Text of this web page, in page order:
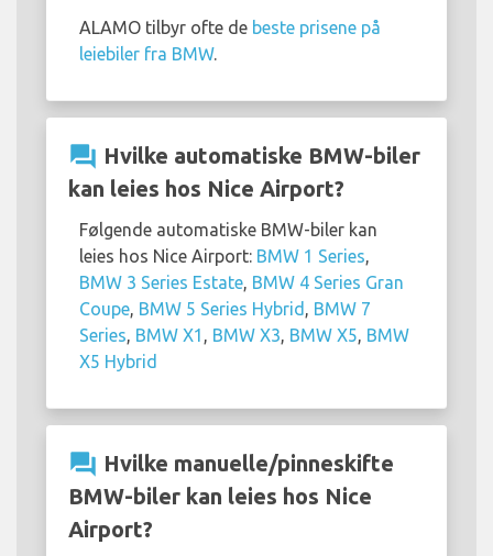
ALAMO tilbyr ofte de beste prisene på
leiebiler fra BMW.
question_answer Hvilke automatiske BMW-biler
kan leies hos Nice Airport?
Følgende automatiske BMW-biler kan
leies hos Nice Airport: BMW 1 Series
BMW 3 Series Estate BMW 4 Series Gran
Coupe BMW 5 Series Hybrid
BMW 7
Series BMW X1 BMW X3 BMW X5 BMW
X5 Hybrid
question_answer Hvilke manuelle/pinneskifte
BMW-biler kan leies hos Nice
Airport?